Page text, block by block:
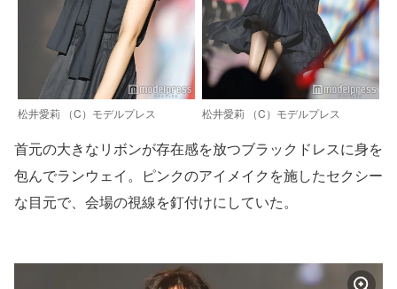
松井愛莉 （C）モデルプレス 松井愛莉 （C）モデルプレス
首元の大きなリボンが存在感を放つブラックドレスに身を
包んでランウェイ。ピンクのアイメイクを施したセクシー
な目元で、会場の視線を釘付けにしていた。